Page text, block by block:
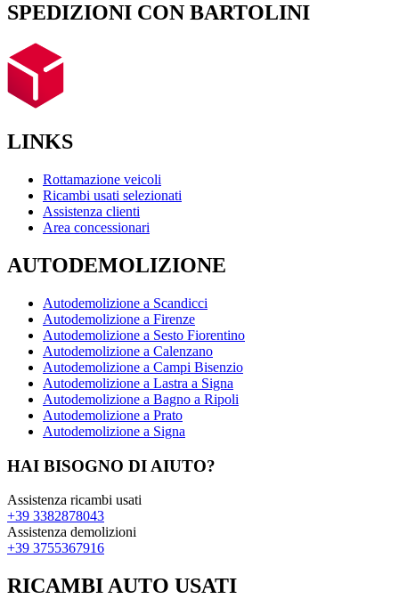
SPEDIZIONI CON BARTOLINI
LINKS
Rottamazione veicoli
Ricambi usati selezionati
Assistenza clienti
Area concessionari
AUTODEMOLIZIONE
Autodemolizione a Scandicci
Autodemolizione a Firenze
Autodemolizione a Sesto Fiorentino
Autodemolizione a Calenzano
Autodemolizione a Campi Bisenzio
Autodemolizione a Lastra a Signa
Autodemolizione a Bagno a Ripoli
Autodemolizione a Prato
Autodemolizione a Signa
HAI BISOGNO DI AIUTO?
Assistenza ricambi usati
+39 3382878043
Assistenza demolizioni
+39 3755367916
RICAMBI AUTO USATI